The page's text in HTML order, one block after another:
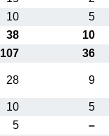
10
5
38
10
107
36
28 9
10
5
5
–